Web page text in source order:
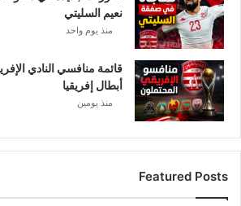
نعيم السليتي
منذ يوم واحد
قائمة منافسي النادي
أبطال إفريقيا
منذ يومين
Featured Posts